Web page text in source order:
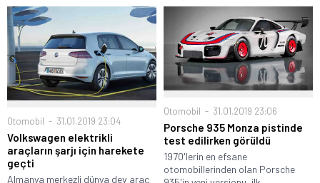
Otomobil 31.01.2019 23:04
Volkswagen elektrikli
araçların şarjı için harekete
geçti
Almanya merkezli dünya dev araç
Otomobil 31.01.2019 23:06
Porsche 935 Monza pistinde
test edilirken görüldü
1970'lerin en efsane
otomobillerinden olan Porsche